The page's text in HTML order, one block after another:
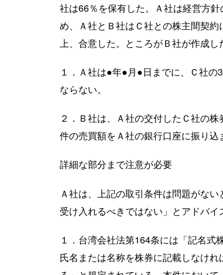
社は66％を保有した。Ａ社は経営方
め、Ａ社とＢ社はＣ社との株主間契
上、合意した。ところがＢ社が作成し
１．Ａ社は●年●月●日までに、Ｃ社
ならない。
２．Ｂ社は、Ａ社の交付したＣ社の
件の売買額をＡ社の銀行口座に振り込
詳細な部分まで注意が必要
Ａ社は、上記の取引条件は問題がな
受け入れるべきではない」とアドバイ
１．台湾会社法第164条には「記名
氏名または名称を株券に記載しなけ